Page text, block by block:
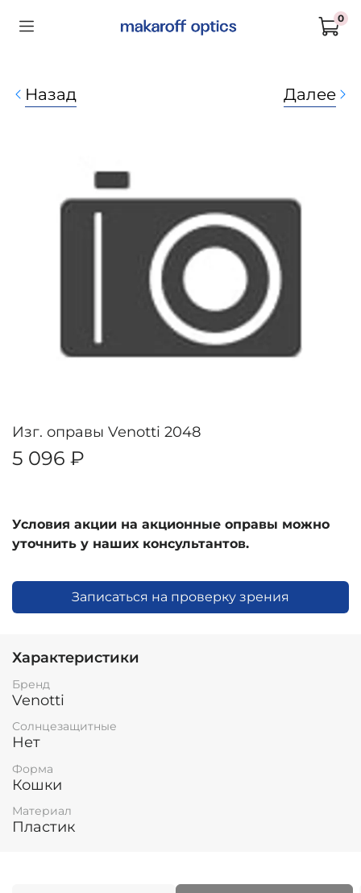
0
Назад Далее
Изг. оправы Venotti 2048
5 096 ₽
Условия акции на акционные оправы можно
уточнить у наших консультантов.
Записаться на проверку зрения
Характеристики
Бренд
Venotti
Солнцезащитные
Нет
Форма
Кошки
Материал
Пластик